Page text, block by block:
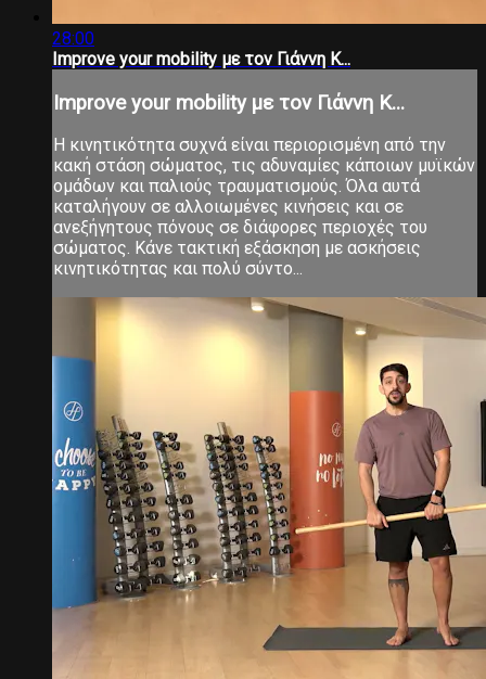
28:00
Improve your mobility με τον Γιάννη Κ...
Improve your mobility με τον Γιάννη Κ...
Η κινητικότητα συχνά είναι περιορισμένη από την
κακή στάση σώματος, τις αδυναμίες κάποιων μυϊκών
ομάδων και παλιούς τραυματισμούς. Όλα αυτά
καταλήγουν σε αλλοιωμένες κινήσεις και σε
ανεξήγητους πόνους σε διάφορες περιοχές του
σώματος. Κάνε τακτική εξάσκηση με ασκήσεις
κινητικότητας και πολύ σύντο...